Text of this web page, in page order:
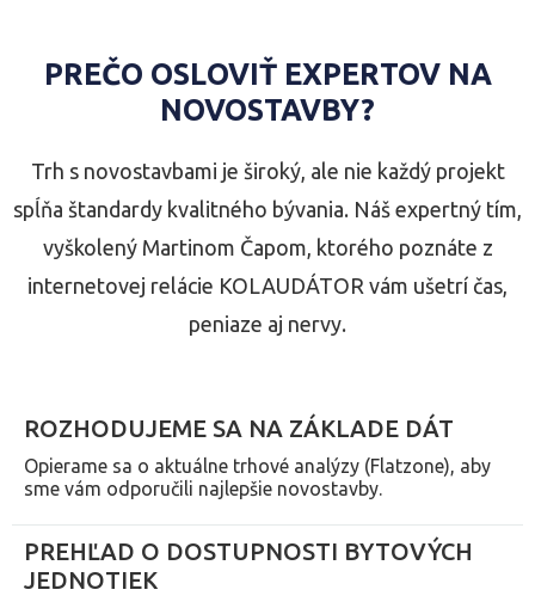
PREČO OSLOVIŤ EXPERTOV NA
NOVOSTAVBY?
Trh s novostavbami je široký, ale nie každý projekt
spĺňa štandardy kvalitného bývania. Náš expertný tím,
vyškolený Martinom Čapom, ktorého poznáte z
internetovej relácie KOLAUDÁTOR vám ušetrí čas,
peniaze aj nervy.
ROZHODUJEME SA NA ZÁKLADE DÁT
Opierame sa o aktuálne trhové analýzy (Flatzone), aby
sme vám odporučili najlepšie novostavby.
PREHĽAD O DOSTUPNOSTI BYTOVÝCH
JEDNOTIEK